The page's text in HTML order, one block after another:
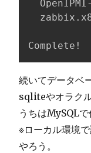
Complete!
続いてデータベ
sqliteやオラク
うちはMySQLで
※ローカル環境
やろう。